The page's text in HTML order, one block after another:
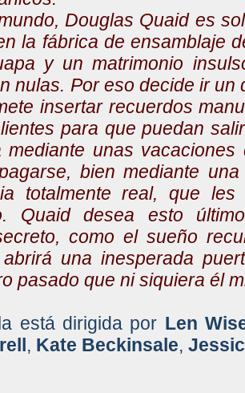
Douglas Quaid es
la fábrica de ensamblaje
y un matrimonio
nulas. Por eso decide ir
insertar recuerdos
para que puedan
mediante unas
bien mediante
totalmente real, que
Quaid desea esto
como el sueño
una inesperada
pasado que ni siquiera él
está dirigida por Len
, Kate Beckinsale,